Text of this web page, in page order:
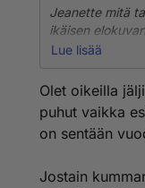
Jeanette mitä
ikäisen
löytää kaikkea
Lue lisää
Olet oikeilla
puhut vaikka
on sentään
Jostain